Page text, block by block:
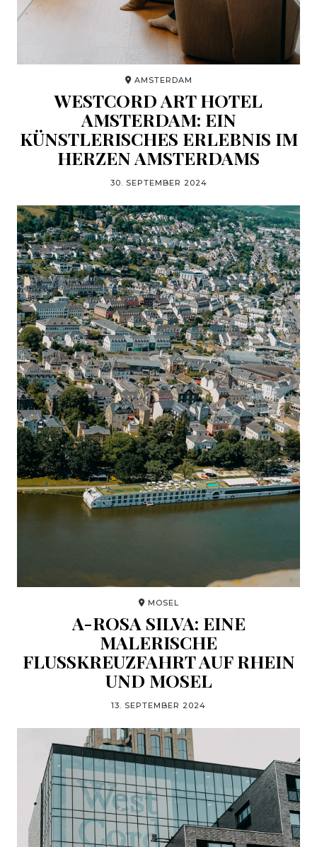
AMSTERDAM
WESTCORD ART HOTEL
AMSTERDAM: EIN
KÜNSTLERISCHES ERLEBNIS IM
HERZEN AMSTERDAMS
30. SEPTEMBER 2024
MOSEL
A-ROSA SILVA: EINE
MALERISCHE
FLUSSKREUZFAHRT AUF RHEIN
UND MOSEL
13. SEPTEMBER 2024